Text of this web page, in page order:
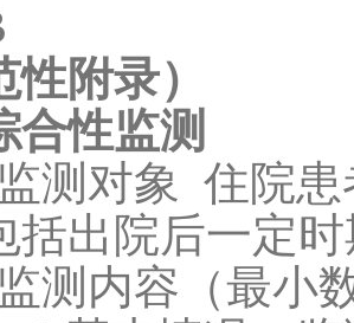
性附录）
合性监测
测对象 住院
括出院后一定
测内容（最小